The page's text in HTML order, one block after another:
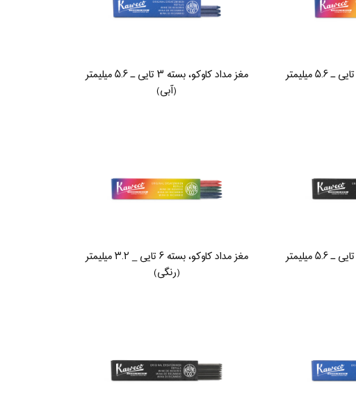
مغز مداد کاوکو، بسته ۳ تایی ـ ۵.۶ میلیمتر
مغز مداد کاوکو، بسته ۳ تایی ـ ۵.۶ میلیمتر
(آبی)
مغز مداد کاوکو، بسته ۶ تایی _ ۳.۲ میلیمتر
(رنگی)